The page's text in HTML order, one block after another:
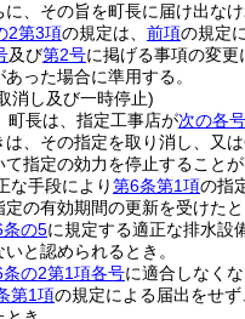
に、その旨を町長に届け出なけ
2第3項の規定は、 前項の規定
及び第2号に掲げる事項の変更
った場合に準用する。
消し及び一時停止)
町長は、指定工事店が次の各号
は、その指定を取り消し、又
て指定の効力を停止することが
な手段により第6条第1項の指
定の有効期間の更新を受けたと
条の5に規定する適正な排水設
いと認められるとき。
条の2第1項各号に適合しなくな
第1項の規定による届出をせ